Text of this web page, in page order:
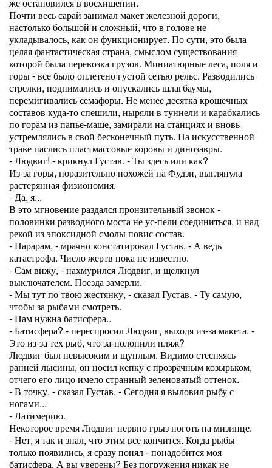
Почти весь сарай занимал макет железной дороги,
настолько большой и сложный, что в голове не
укладывалось, как он функционирует. По сути, это была
целая фантастическая страна, смыслом существования
которой была перевозка грузов. Миниатюрные леса, поля и
горы - все было оплетено густой сетью рельс. Разводились
стрелки, поднимались и опускались шлагбаумы,
перемигивались семафоры. Не менее десятка крошечных
составов куда-то спешили, ныряли в туннели и карабкались
по горам из папье-маше, замирали на станциях и вновь
устремлялись в свой бесконечный путь. На искусственной
траве паслись пластмассовые коровы и динозавры.
- Людвиг! - крикнул Густав. - Ты здесь или как?
Из-за горы, поразительно похожей на Фудзи, выглянула
растерянная физиономия.
- Да, я...
В это мгновение раздался пронзительный звонок -
половинки разводного моста не ус-пели соединиться, и над
рекой из эпоксидной смолы повис состав.
- Парарам, - мрачно констатировал Густав. - А ведь
катастрофа. Число жертв пока не известно.
- Сам вижу, - нахмурился Людвиг, и щелкнул
выключателем. Поезда замерли.
- Мы тут по твою жестянку, - сказал Густав. - Ту самую,
чтобы за рыбами смотреть.
- Нам нужна батисфера..
- Батисфера? - переспросил Людвиг, выходя из-за макета. -
Это из-за тех рыб, что за-полонили пляж?
Людвиг был невысоким и щуплым. Видимо стесняясь
ранней лысины, он носил кепку с прозрачным козырьком,
отчего его лицо имело странный зеленоватый оттенок.
- В точку, - сказал Густав. - Сегодня я выловил рыбу с
ногами...
- Латимерию.
Некоторое время Людвиг нервно грыз ноготь на мизинце.
- Нет, я так и знал, что этим все кончится. Когда рыбы
только появились, я сразу понял - понадобится моя
батисфера. А вы уверены? Без погружения никак не